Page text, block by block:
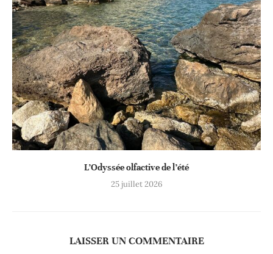
L’Odyssée olfactive de l’été
25 juillet 2026
LAISSER UN COMMENTAIRE